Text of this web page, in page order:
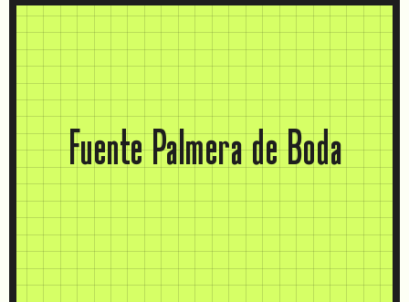
Fuente Palmera de Boda